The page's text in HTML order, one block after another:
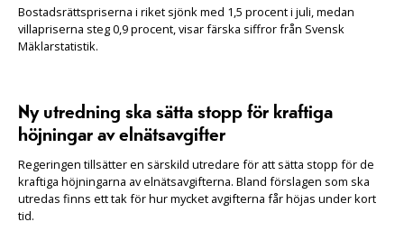
Bostadsrättspriserna i riket sjönk med 1,5 procent i juli, medan
villapriserna steg 0,9 procent, visar färska siffror från Svensk
Mäklarstatistik.
Ny utredning ska sätta stopp för kraftiga
höjningar av elnätsavgifter
Regeringen tillsätter en särskild utredare för att sätta stopp för de
kraftiga höjningarna av elnätsavgifterna. Bland förslagen som ska
utredas finns ett tak för hur mycket avgifterna får höjas under kort
tid.